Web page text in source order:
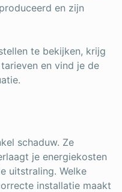
en zijn
te bekijken, krijg
en vind je de
schaduw. Ze
je energiekosten
uitstraling. Welke
installatie maakt